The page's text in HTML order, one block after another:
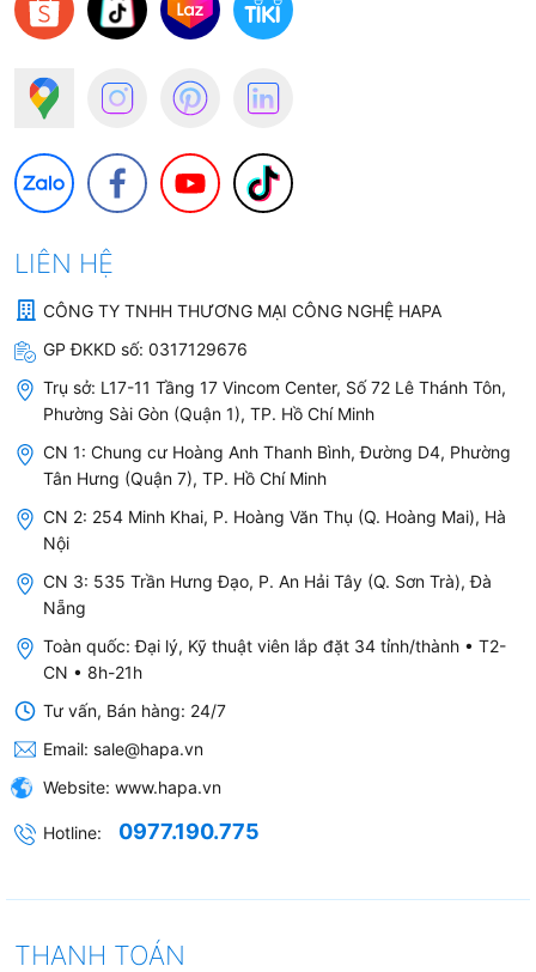
LIÊN HỆ
CÔNG TY TNHH THƯƠNG MẠI CÔNG NGHỆ HAPA
GP ĐKKD số: 0317129676
Trụ sở: L17-11 Tầng 17 Vincom Center, Số 72 Lê Thánh Tôn,
Phường Sài Gòn (Quận 1), TP. Hồ Chí Minh
CN 1: Chung cư Hoàng Anh Thanh Bình, Đường D4, Phường
Tân Hưng (Quận 7), TP. Hồ Chí Minh
CN 2: 254 Minh Khai, P. Hoàng Văn Thụ (Q. Hoàng Mai), Hà
Nội
CN 3: 535 Trần Hưng Đạo, P. An Hải Tây (Q. Sơn Trà), Đà
Nẵng
Toàn quốc: Đại lý, Kỹ thuật viên lắp đặt 34 tỉnh/thành • T2-
CN • 8h-21h
Tư vấn, Bán hàng: 24/7
Email: sale@hapa.vn
Website: www.hapa.vn
Hotline: 0977.190.775
THANH TOÁN